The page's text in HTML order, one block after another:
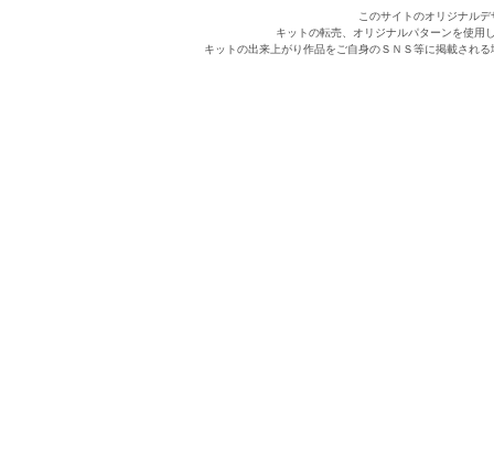
このサイトのオリジナル
キットの転売、オリジナルパターンを使用
キットの出来上がり作品をご自身のＳＮＳ等に掲載され